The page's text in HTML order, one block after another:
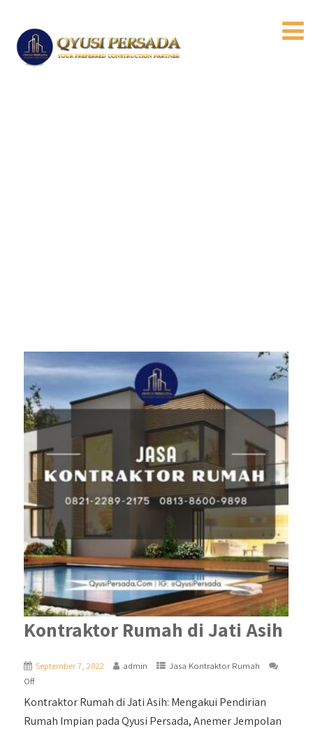
Kontraktor Rumah di Jati Asih
September 7, 2022 admin
Jasa Kontraktor Rumah
Off
Kontraktor Rumah di Jati Asih: Mengakui Pendirian
Rumah Impian pada Qyusi Persada, Anemer Jempolan